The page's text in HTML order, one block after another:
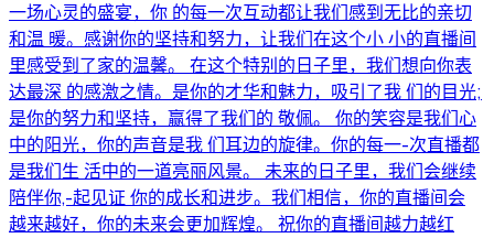
一场心灵的盛宴，你 的每一次互动都让我们感到无比的亲切
和温 暖。感谢你的坚持和努力，让我们在这个小 小的直播间
里感受到了家的温馨。 在这个特别的日子里，我们想向你表
达最深 的感激之情。是你的才华和魅力，吸引了我 们的目光;
是你的努力和坚持，赢得了我们的 敬佩。 你的笑容是我们心
中的阳光，你的声音是我 们耳边的旋律。你的每一-次直播都
是我们生 活中的一道亮丽风景。 未来的日子里，我们会继续
陪伴你,-起见证 你的成长和进步。我们相信，你的直播间会
越来越好，你的未来会更加辉煌。 祝你的直播间越力越红